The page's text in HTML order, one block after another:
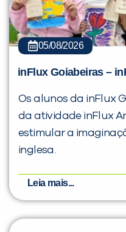
05/08/2026
inFlux Goiabeiras –
Os alunos da inFlux
da atividade inFlux
estimular a
inglesa.
Leia mais...